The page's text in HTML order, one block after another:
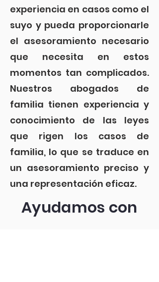
experiencia en casos como el
suyo y pueda proporcionarle
el asesoramiento necesario
que necesita en estos
momentos tan complicados.
Nuestros abogados de
familia tienen experiencia y
conocimiento de las leyes
que rigen los casos de
familia, lo que se traduce en
un asesoramiento preciso y
una representación eficaz.
Ayudamos con